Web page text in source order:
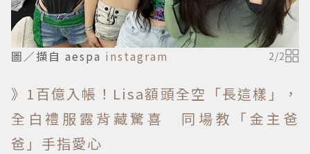
圖／擷自 aespa instagram 2/2
》1百億入帳！Lisa額頭全空「長這樣」，
全白禮服露背藏驚喜 同場教「金主爸
爸」手指愛心